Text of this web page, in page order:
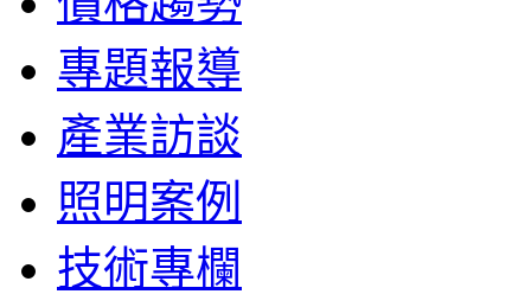
專題報導
產業訪談
照明案例
技術專欄